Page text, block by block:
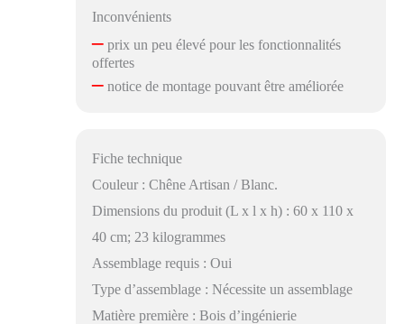
Inconvénients
–prix un peu élevé pour les fonctionnalités
offertes
–notice de montage pouvant être améliorée
Fiche technique
Couleur : Chêne Artisan / Blanc.
Dimensions du produit (L x l x h) : 60 x 110 x
40 cm; 23 kilogrammes
Assemblage requis : Oui
Type d’assemblage : Nécessite un assemblage
Matière première : Bois d’ingénierie